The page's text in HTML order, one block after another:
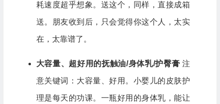
耗速度超乎想象。送这个，同样，直接成箱
送。朋友收到后，只会觉得你这个人，太实
在，太靠谱了。
大容量、超好用的抚触油/身体乳/护臀膏 注
意关键词：大容量、好用。小婴儿的皮肤护
理是每天的功课。一瓶好用的身体乳，能让